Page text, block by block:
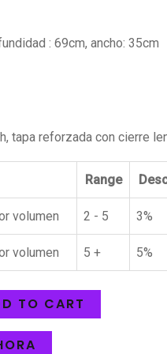
: 69cm, ancho: 35cm
tapa reforzada con cierre
Range
volumen 2 - 5 3%
volumen 5 + 5%
TO CART